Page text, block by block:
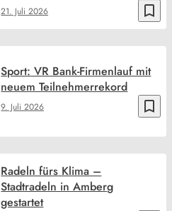
bookmark_border
21. Juli 2026
bookmark_border
9. Juli 2026
Sport: VR Bank-Firmenlauf mit
neuem Teilnehmerrekord
Radeln fürs Klima –
Stadtradeln in Amberg
gestartet